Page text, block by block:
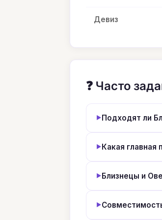
Девиз
❓ Часто
Подходят ли
Какая
Близнецы и